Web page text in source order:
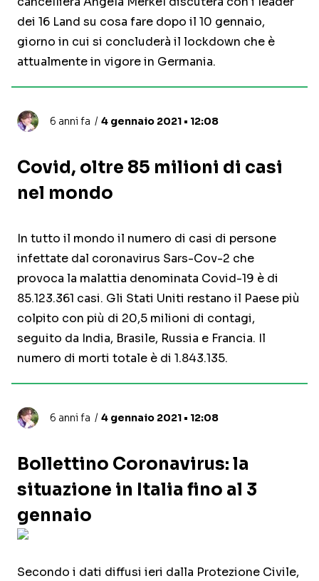
dei 16 Land su cosa fare dopo il 10 gennaio,
giorno in cui si concluderà il lockdown che è
attualmente in vigore in Germania.
6 anni fa 4 gennaio 2021 • 12:08
Covid, oltre 85 milioni di casi
nel mondo
In tutto il mondo il numero di casi di persone
infettate dal coronavirus Sars-Cov-2 che
provoca la malattia denominata Covid-19 è di
85.123.361 casi. Gli Stati Uniti restano il Paese più
colpito con più di 20,5 milioni di contagi,
seguito da India, Brasile, Russia e Francia. Il
numero di morti totale è di 1.843.135.
6 anni fa 4 gennaio 2021 • 12:08
Bollettino Coronavirus: la
situazione in Italia fino al 3
gennaio
Secondo i dati diffusi ieri dalla Protezione Civile,